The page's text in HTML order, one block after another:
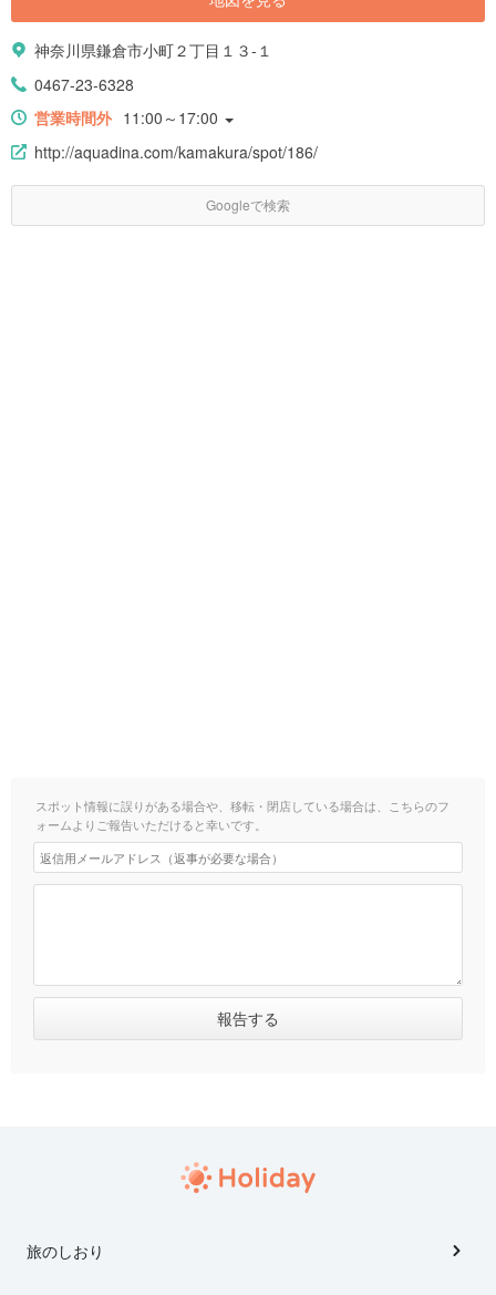
神奈川県鎌倉市小町２丁目１３-１
0467-23-6328
営業時間外 11:00～17:00
http://aquadina.com/kamakura/spot/186/
Googleで検索
スポット情報に誤りがある場合や、移転・閉店している場合は、こちらのフ
ォームよりご報告いただけると幸いです。
旅のしおり